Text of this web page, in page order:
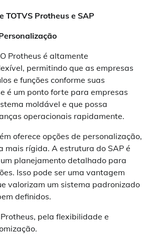
TOTVS Protheus e SAP
Protheus é altamente
permitindo que as empresas
e funções conforme suas
é um ponto forte para empresas
moldável e que possa
operacionais rapidamente.
oferece opções de personalização,
mais rígida. A estrutura do SAP é
planejamento detalhado para
Isso pode ser uma vantagem
valorizam um sistema padronizado
definidos.
Protheus, pela flexibilidade e